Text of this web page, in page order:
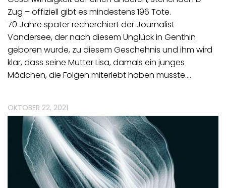
Zug – offiziell gibt es mindestens 196 Tote.
70 Jahre später recherchiert der Journalist
Vandersee, der nach diesem Unglück in Genthin
geboren wurde, zu diesem Geschehnis und ihm wird
klar, dass seine Mutter Lisa, damals ein junges
Mädchen, die Folgen miterlebt haben musste.…
OKTOBER 22, 2021